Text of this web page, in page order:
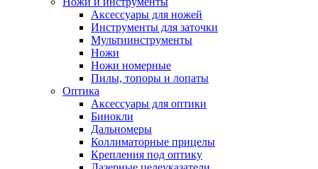
Аксессуары для ножей
Инструменты для заточки
Мультиинструменты
Ножи
Ножи номерные
Пилы, топоры и лопаты
Оптика
Аксессуары для оптики
Бинокли
Дальномеры
Коллиматорные прицелы
Крепления под оптику